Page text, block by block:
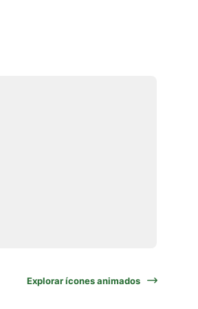
Explorar ícones animados